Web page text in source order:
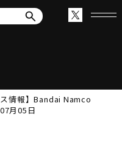
ス情報】Bandai Namco
月05日